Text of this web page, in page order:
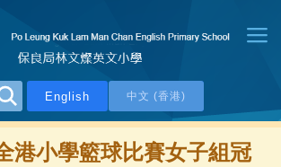
English 中文 (香港)
港小學籃球比賽女子組冠